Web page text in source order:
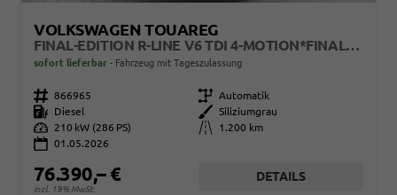
VOLKSWAGEN TOUAREG
FINAL-EDITION R-LINE V6 TDI 4-MOTION*FINAL-EDITION*AHK-SCHWENKBAR*NAVI*ACC*PDC*LED*SHZ*21-ZOLL
sofort lieferbar Fahrzeug mit Tageszulassung
Fahrzeugnr. 866965 Getriebe Automatik
Kraftstoff
Diesel Außenfarbe
Siliziumgrau
Leistung
210 kW (286 PS) Kilometerstand
1.200 km
01.05.2026
76.390,– €
incl. 19% MwSt.
DETAILS